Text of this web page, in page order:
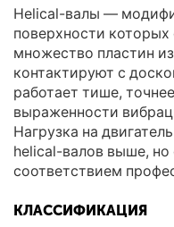
Helical-валы —
поверхности
множество пластин
контактируют с
работает тише,
выраженности
Нагрузка на
helical-валов выше,
соответствием
КЛАССИФИКАЦИЯ